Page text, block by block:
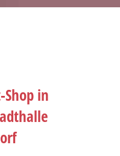
in